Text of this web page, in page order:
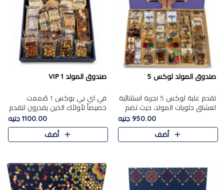
صندوق المولد لوكس 5
تقدم علبة لوكس 5 تجربة استثنائية
لعشاق حلويات المولد، حيث تضم
42 قطعة من تشكيلة فاخرة تجمع
بين أشهر الأصناف التقليدية وأصناف
مميزة مختارة بع..
950.00 جنيه
أضف
صندوق المولد VIP 1
في اي بي بوكس 1 صُممت
خصيصاً لأولئك الذين يقدرون لتقدم
تجربة استثنائية بوكس تجمع بين
أفخر حلويات المولد المصري مع
تشكيلة مختارة من الأصناف ..
1100.00 جنيه
أضف